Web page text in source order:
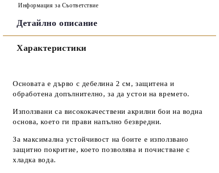
Ние ще се свържем с вас в рамките на работния ден.
Информация за Съответствие
Детайлно описание
Характеристики
Основата е дърво с дебелина 2 см, защитена и
обработена допълнително, за да устои на времето.
Използвани са висококачествени акрилни бои на водна
основа, което ги прави напълно безвредни.
За максимална устойчивост на боите е използвано
защитно покритие, което позволява и почистване с
хладка вода.